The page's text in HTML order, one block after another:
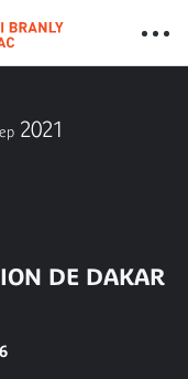
2021
DE DAKAR